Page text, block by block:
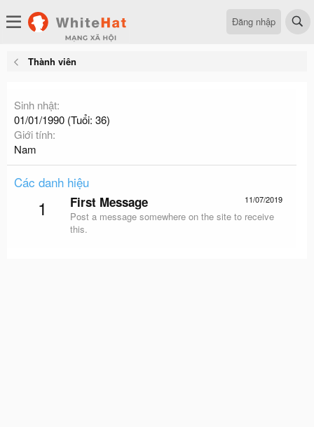
Đăng nhập
Thành viên
Sinh nhật
01/01/1990 (Tuổi: 36)
Giới tính
Nam
Các danh hiệu
1 11/07/2019
First Message
Post a message somewhere on the site to receive
this.